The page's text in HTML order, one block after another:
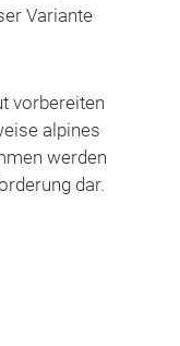
Variante
vorbereiten
alpines
werden
dar.